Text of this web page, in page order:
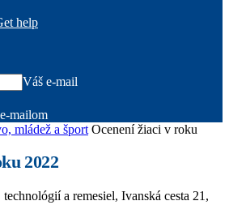
help
Váš e-mail
mailom
mládež a šport Ocenení žiaci v roku
2022
a remesiel, Ivanská cesta 21,